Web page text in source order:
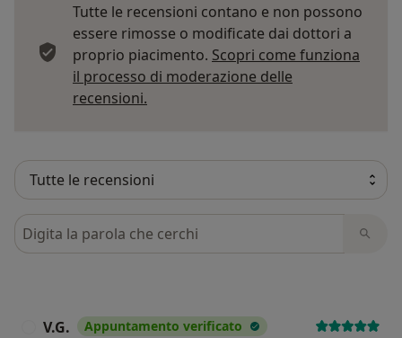
Tutte le recensioni contano e non possono
essere rimosse o modificate dai dottori a
proprio piacimento. Scopri come funziona
il processo di moderazione delle
recensioni.
Cerca nelle recensioni
V.G. Appuntamento verificato